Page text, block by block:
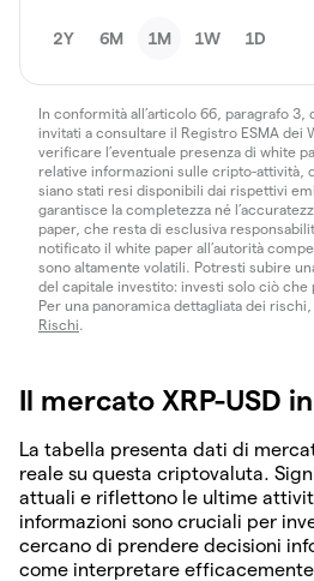
2Y 6M 1M 1W 1D
In conformità all’articolo 66, paragrafo 3,
invitati a consultare il Registro ESMA dei
verificare l’eventuale presenza di white
relative informazioni sulle cripto-attività,
siano stati resi disponibili dai rispettivi
garantisce la completezza né
paper, che resta di esclusiva
notificato il white paper all’autorità
sono altamente volatili. Potresti subire
del capitale investito: investi solo ciò
Per una panoramica dettagliata dei
Rischi.
Il mercato XRP-USD
La tabella presenta dati di
reale su questa criptovaluta.
attuali e riflettono le ultime
informazioni sono cruciali per
cercano di prendere decisioni
come interpretare